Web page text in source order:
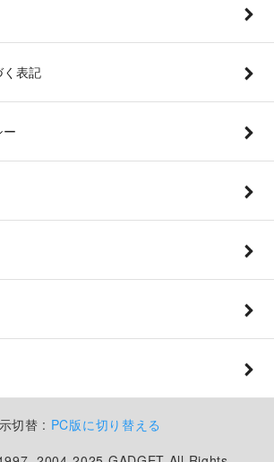
表記
切替 : PC版に切り替える